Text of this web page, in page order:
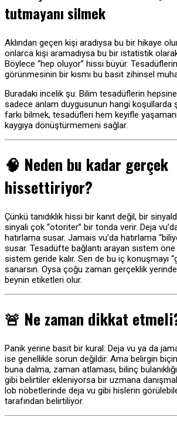
tutmayanı silmek
Aklından geçen kişi aradıysa bu bir hikaye
onlarca kişi aramadıysa bu bir istatistik
Böylece “hep oluyor” hissi büyür.
görünmesinin bir kısmı bu basit zihinsel
Buradaki incelik şu: Bilim tesadüflerin
sadece anlam duygusunun hangi koşullarda
farkı bilmek, tesadüfleri hem keyifle
kaygıya dönüştürmemeni sağlar.
🧠 Neden bu kadar gerçek
hissettiriyor?
Çünkü tanıdıklık hissi bir kanıt değil, bir
sinyali çok “otoriter” bir tonda verir. Deja vu’da
hatırlama susar. Jamais vu’da hatırlama
susar. Tesadüfte bağlantı arayan sistem
sistem geride kalır. Sen de bu iç konuşmayı
sanarsın. Oysa çoğu zaman gerçeklik
beynin etiketleri olur.
🚨 Ne zaman dikkat
Panik yerine basit bir kural: Deja vu ya da
ise genellikle sorun değildir. Ama belirgin
buna dalma, zaman atlaması, bilinç
gibi belirtiler ekleniyorsa bir uzmana
lob nöbetlerinde deja vu gibi hislerin
tarafından belirtiliyor.